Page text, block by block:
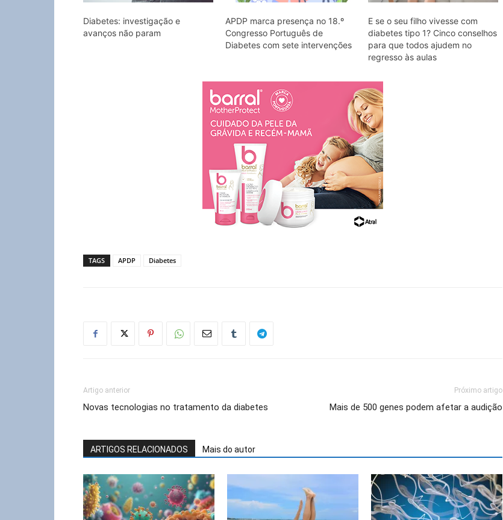
Diabetes: investigação e
avanços não param
APDP marca presença no 18.º
Congresso Português de
Diabetes com sete intervenções
E se o seu filho vivesse com
diabetes tipo 1? Cinco conselhos
para que todos ajudem no
regresso às aulas
TAGS APDP Diabetes
Artigo anterior
Novas tecnologias no tratamento da diabetes
Próximo artigo
Mais de 500 genes podem afetar a audição
ARTIGOS RELACIONADOS Mais do autor